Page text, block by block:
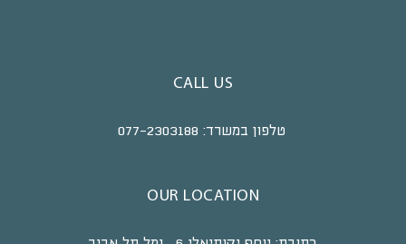
CALL US
טלפון במשרד: 077-2303188
OUR LOCATION